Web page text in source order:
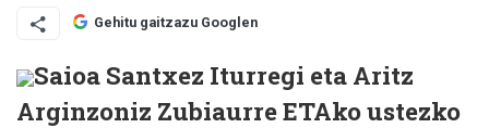
Gehitu gaitzazu Googlen
Saioa Santxez Iturregi eta Aritz
Arginzoniz Zubiaurre ETAko ustezko